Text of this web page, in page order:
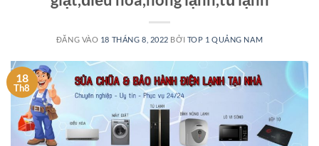
ĐĂNG VÀO 18 THÁNG 8, 2022 BỞI TOP 1 QUẢNG NAM
18
Th8